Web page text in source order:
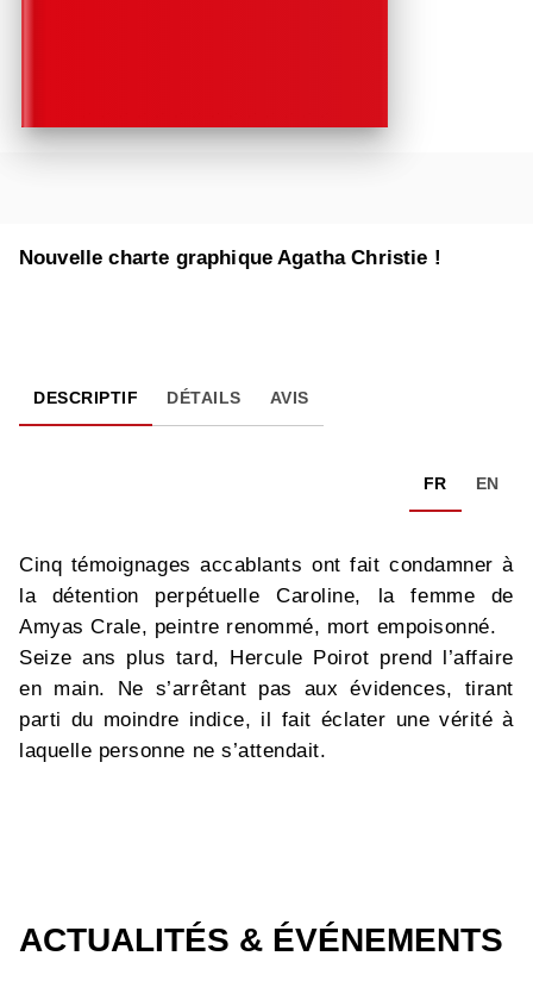
Nouvelle charte graphique Agatha Christie !
DESCRIPTIF DÉTAILS AVIS
FR EN
Cinq témoignages accablants ont fait condamner à
la détention perpétuelle Caroline, la femme de
Amyas Crale, peintre renommé, mort empoisonné.
Seize ans plus tard, Hercule Poirot prend l’affaire
en main. Ne s’arrêtant pas aux évidences, tirant
parti du moindre indice, il fait éclater une vérité à
laquelle personne ne s’attendait.
ACTUALITÉS & ÉVÉNEMENTS